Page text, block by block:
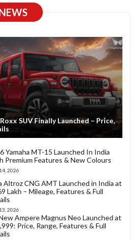
SUV Finally Launched – Price,
Yamaha MT-15 Launched In India
Premium Features & New Colours
2026
Altroz CNG AMT Launched in India at
Lakh – Mileage, Features & Full
2026
Ampere Magnus Neo Launched at
Price, Range, Features & Full